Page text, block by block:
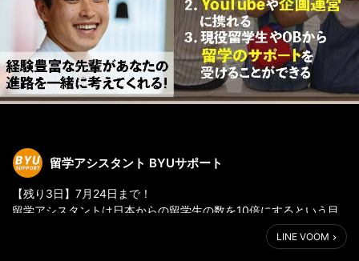
留学アシスタント BYUサポート
【残り3日】7月24日まで！
留学アシスタントは日本からの留学生の数を10倍にするという目
標を達成するため、留学インターン生を募集します。
LINE VOOM